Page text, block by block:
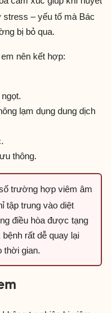
stress – yếu tố mà Bác
bị bỏ qua.
nên kết hợp:
lạm dụng dung dịch
thông.
trường hợp viêm âm
tập trung vào diệt
điều hòa được tạng
rất dễ quay lại
thời gian.